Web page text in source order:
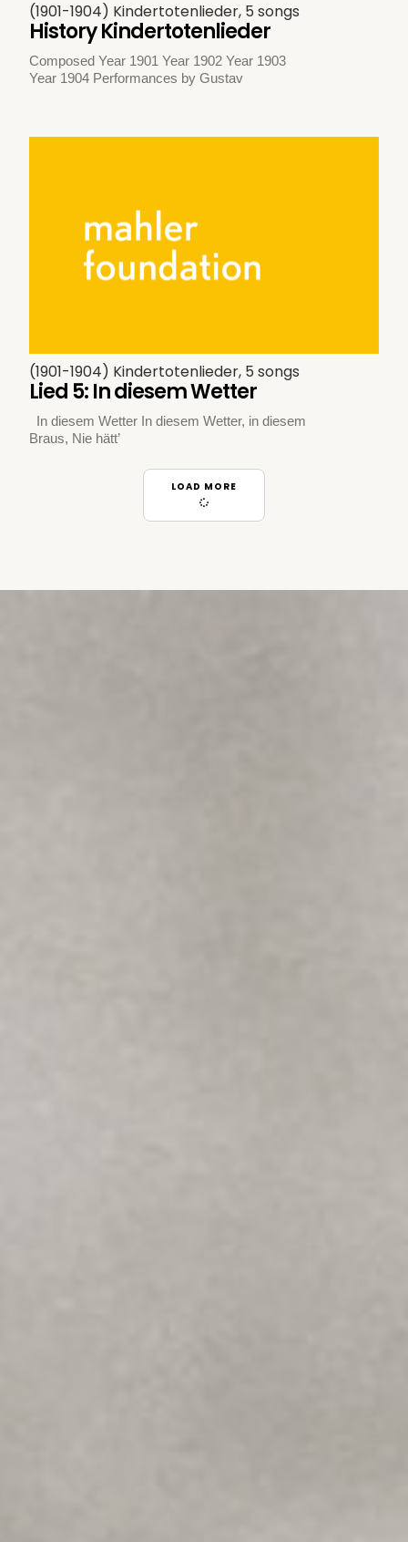
(1901-1904) Kindertotenlieder, 5 songs
History Kindertotenlieder
Composed Year 1901 Year 1902 Year 1903
Year 1904 Performances by Gustav
(1901-1904) Kindertotenlieder, 5 songs
Lied 5: In diesem Wetter
In diesem Wetter In diesem Wetter, in diesem
Braus, Nie hätt’
LOAD MORE